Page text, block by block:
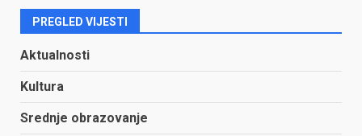
PREGLED VIJESTI
Aktualnosti
Kultura
Srednje obrazovanje